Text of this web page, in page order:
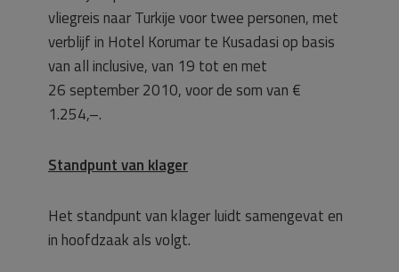
vliegreis naar Turkije voor twee personen, met
verblijf in Hotel Korumar te Kusadasi op basis
van all inclusive, van 19 tot en met
26 september 2010, voor de som van €
1.254,–.
Standpunt van klager
Het standpunt van klager luidt samengevat en
in hoofdzaak als volgt.